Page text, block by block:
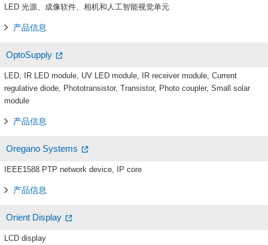
LED 光源、成像软件、相机和人工智能视觉单元
产品信息
OptoSupply
LED, IR LED module, UV LED module, IR receiver module, Current
regulative diode, Phototransistor, Transistor, Photo coupler, Small solar
module
产品信息
Oregano Systems
IEEE1588 PTP network device, IP core
产品信息
Orient Display
LCD display